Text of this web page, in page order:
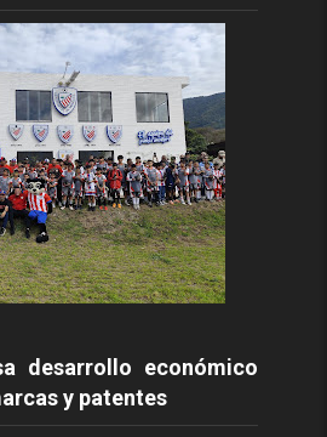
desarrollo económico
y patentes